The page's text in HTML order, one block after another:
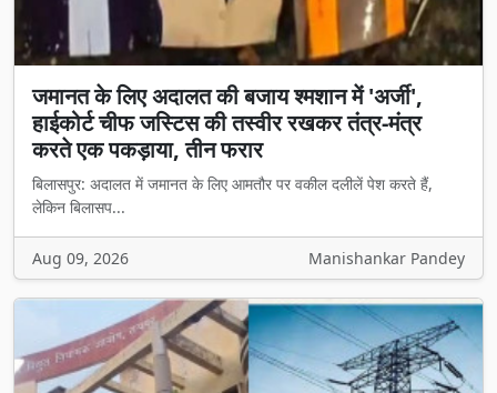
जमानत के लिए अदालत की बजाय श्मशान में 'अर्जी',
हाईकोर्ट चीफ जस्टिस की तस्वीर रखकर तंत्र-मंत्र
करते एक पकड़ाया, तीन फरार
बिलासपुर: अदालत में जमानत के लिए आमतौर पर वकील दलीलें पेश करते हैं,
लेकिन बिलासप...
Aug 09, 2026 Manishankar Pandey